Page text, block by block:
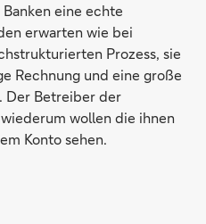
eine echte
erwarten wie bei
Prozess, sie
Rechnung und eine große
Der Betreiber der
wollen die ihnen
Konto sehen.